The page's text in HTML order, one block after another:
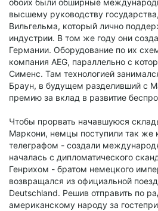
обоих были обширные
высшему руководству
Вильгельма, который лично
индустрии. В том же году они
Германии. Оборудование по их
компания AEG, параллельно с
Сименс. Там технологией
Браун, в будущем разделивший с
премию за вклад в развитие
Чтобы прорвать начавшуюся
Маркони, немцы поступили так же
телеграфом - создали
началась с дипломатического
Генрихом - братом немецкого
возвращался из официальной
Deutschland. Решив отправить по
американскому народу за